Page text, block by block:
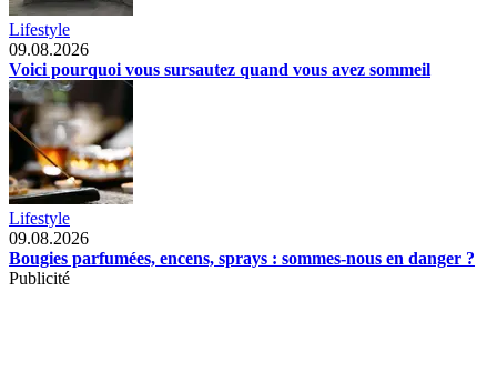
Lifestyle
09.08.2026
Voici pourquoi vous sursautez quand vous avez sommeil
Lifestyle
09.08.2026
Bougies parfumées, encens, sprays : sommes-nous en danger ?
Publicité